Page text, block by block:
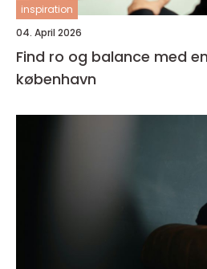
inspiration
04. April 2026
Find ro og balance med
københavn